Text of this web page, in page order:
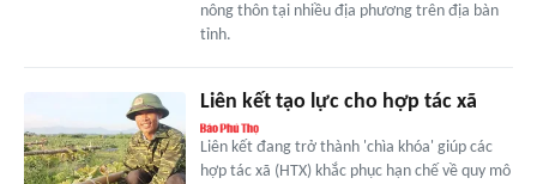
nông thôn tại nhiều địa phương trên địa bàn
tỉnh.
Liên kết tạo lực cho hợp tác xã
Liên kết đang trở thành 'chìa khóa' giúp các
hợp tác xã (HTX) khắc phục hạn chế về quy mô